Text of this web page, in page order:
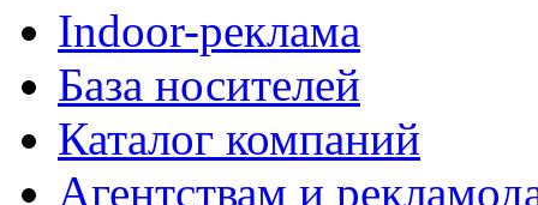
Indoor-реклама
База носителей
Каталог компаний
Агентствам и